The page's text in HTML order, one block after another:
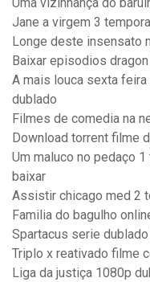
Uma vizinhança do
Jane a virgem 3
Longe deste insensato
Baixar episodios
A mais louca sexta
dublado
Filmes de comedia na
Download torrent filme
Um maluco no pedaço
baixar
Assistir chicago med 2
Familia do bagulho
Spartacus serie dublado
Triplo x reativado filme
Liga da justiça 1080p